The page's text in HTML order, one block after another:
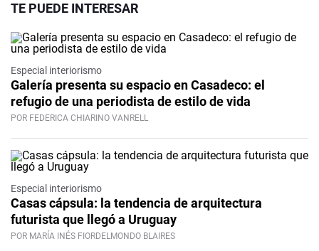
TE PUEDE INTERESAR
Especial interiorismo
Galería presenta su espacio en Casadeco: el
refugio de una periodista de estilo de vida
POR FEDERICA CHIARINO VANRELL
Especial interiorismo
Casas cápsula: la tendencia de arquitectura
futurista que llegó a Uruguay
POR MARÍA INÉS FIORDELMONDO BLAIRES